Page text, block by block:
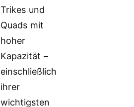
Trikes und
Quads mit
hoher
Kapazität –
einschließlich
ihrer
wichtigsten